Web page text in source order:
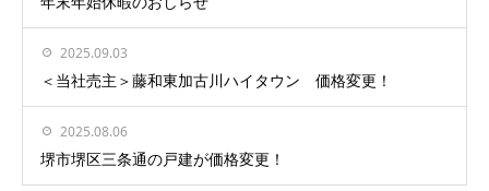
2025.09.03
＜当社売主＞藤和東加古川ハイタウン 価格変更！
2025.08.06
堺市堺区三条通の戸建が価格変更！